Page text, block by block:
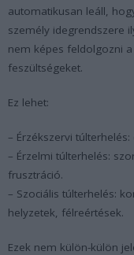
automatikusan leáll,
személy idegrendszere
nem képes feldolgozni
feszültségeket.
Ez lehet:
– Érzékszervi
– Érzelmi túlterhelés:
frusztráció.
– Szociális túlterhelés:
helyzetek, félreértések.
Ezek nem külön-külön